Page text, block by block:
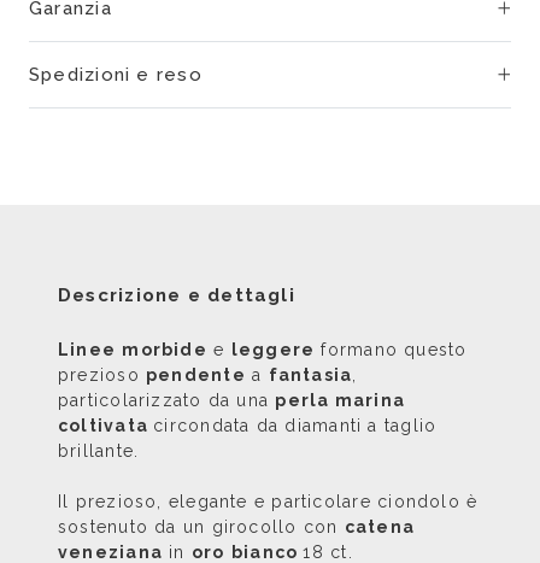
Garanzia
Spedizioni e reso
Descrizione e dettagli
Linee morbide e leggere formano questo
prezioso pendente a fantasia
particolarizzato da una perla marina
coltivata circondata da diamanti a taglio
brillante.
Il prezioso, elegante e particolare ciondolo è
sostenuto da un girocollo con catena
veneziana in oro bianco18 ct.